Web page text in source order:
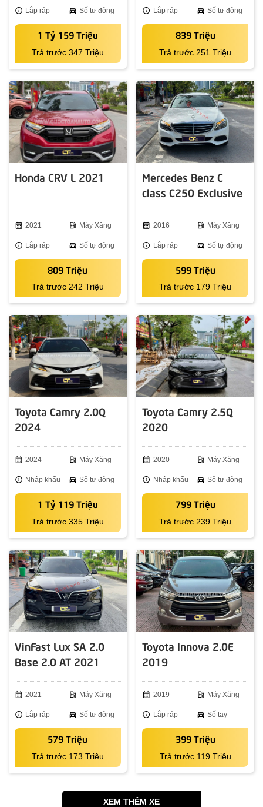
info Lắp ráp directions_car Số tự động
1 Tỷ 159 Triệu
Trả trước 347 Triệu
info Lắp ráp directions_car Số tự động
839 Triệu
Trả trước 251 Triệu
Honda CRV L 2021
calendar_month 2021 ev_station Máy Xăng
info Lắp ráp directions_car Số tự động
809 Triệu
Trả trước 242 Triệu
Mercedes Benz C
class C250 Exclusive
calendar_month 2016 ev_station Máy Xăng
info Lắp ráp directions_car Số tự động
599 Triệu
Trả trước 179 Triệu
Toyota Camry 2.0Q
2024
calendar_month 2024 ev_station Máy Xăng
info Nhập khẩu directions_car Số tự động
1 Tỷ 119 Triệu
Trả trước 335 Triệu
Toyota Camry 2.5Q
2020
calendar_month 2020 ev_station Máy Xăng
info Nhập khẩu directions_car Số tự động
799 Triệu
Trả trước 239 Triệu
VinFast Lux SA 2.0
Base 2.0 AT 2021
calendar_month 2021 ev_station Máy Xăng
info Lắp ráp directions_car Số tự động
579 Triệu
Trả trước 173 Triệu
Toyota Innova 2.0E
2019
calendar_month 2019 ev_station Máy Xăng
info Lắp ráp directions_car Số tay
399 Triệu
Trả trước 119 Triệu
XEM THÊM XE